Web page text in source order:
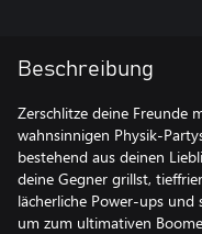
Beschreibung
Zerschlitze deine Freunde
wahnsinnigen Physik-
bestehend aus deinen
deine Gegner grillst,
lächerliche Power-ups
um zum ultimativen